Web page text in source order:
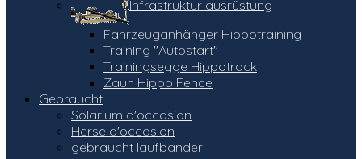
Infrastruktur ausrüstung
Fahrzeuganhänger Hippotraining
Training "Autostart"
Trainingsegge Hippotrack
Zaun Hippo Fence
Gebraucht
Solarium d'occasion
Herse d'occasion
gebraucht laufbander